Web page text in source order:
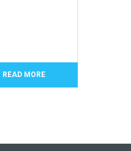
READ MORE